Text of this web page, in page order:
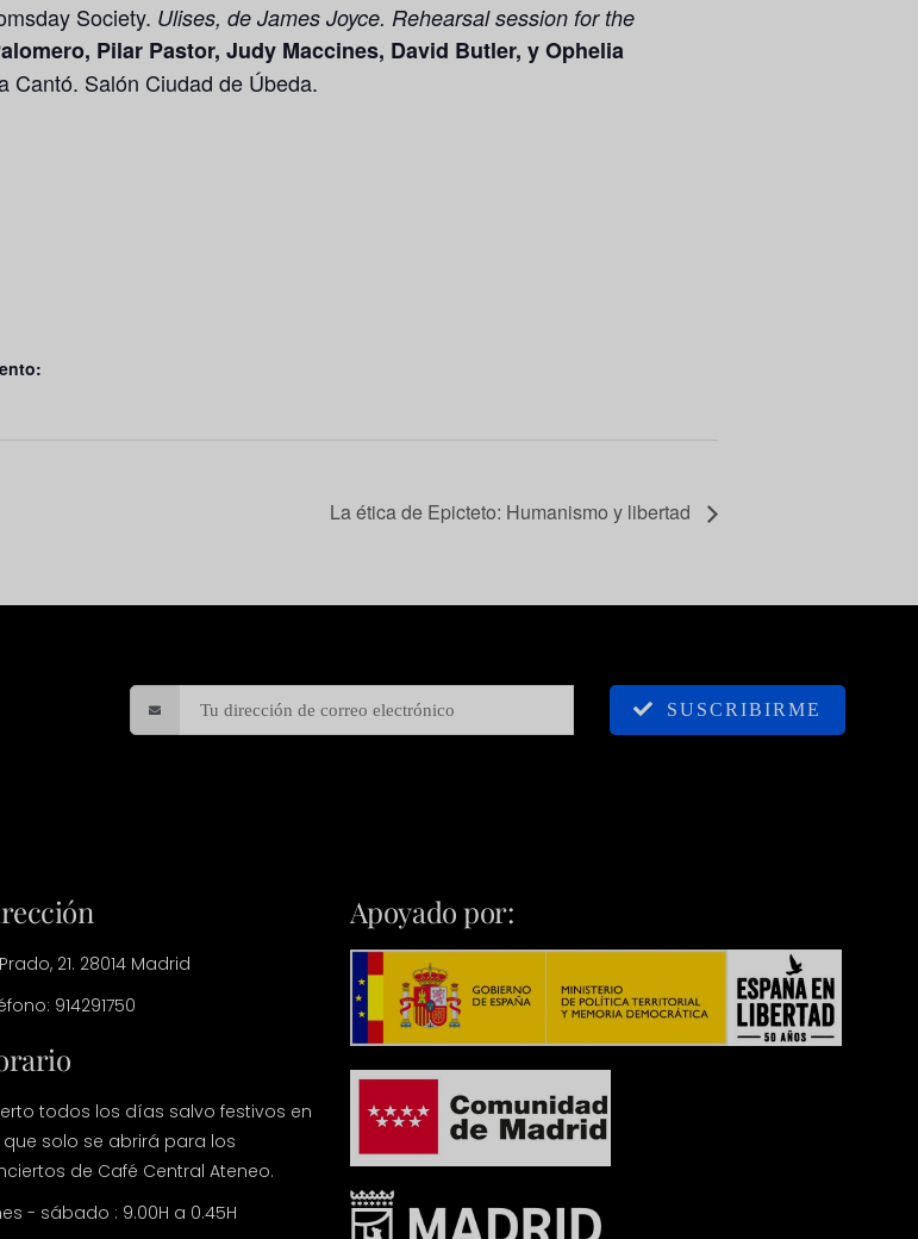
Society. Ulises, de James Joyce. Rehearsal session for the
Pilar Pastor, Judy Maccines, David Butler, y Ophelia
Cantó. Salón Ciudad de Úbeda.
La ética de Epicteto: Humanismo y libertad
SUSCRIBIRME
21. 28014 Madrid
914291750
todos los días salvo festivos en
que solo se abrirá para los
de Café Central Ateneo.
- sábado : 9.00H a 0.45H
Apoyado por: